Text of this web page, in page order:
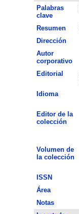
Palabras
clave
Resumen
Dirección
Autor
corporativo
Editorial
Idioma
Editor de la
colección
Volumen de
la colección
ISSN
Área
Notas